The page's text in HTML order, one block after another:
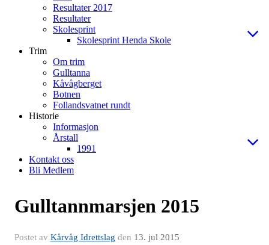
Resultater 2017
Resultater
Skolesprint
Skolesprint Henda Skole
Trim
Om trim
Gulltanna
Kåvågberget
Botnen
Follandsvatnet rundt
Historie
Informasjon
Årstall
1991
Kontakt oss
Bli Medlem
Gulltannmarsjen 2015
Postet av Kårvåg Idrettslag den 13. jul 2015